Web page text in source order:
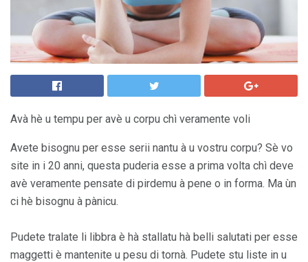
Avà hè u tempu per avè u corpu chì veramente voli
Avete bisognu per esse serii nantu à u vostru corpu? Sè vo
site in i 20 anni, questa puderia esse a prima volta chì deve
avè veramente pensate di pirdemu à pene o in forma. Ma ùn
ci hè bisognu à pànicu.
Pudete tralate li libbra è hà stallatu hà belli salutati per esse
maggetti è mantenite u pesu di tornà. Pudete stu liste in u